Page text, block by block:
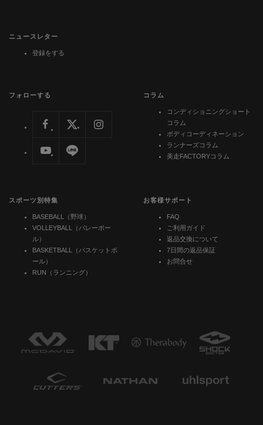
ニュースレター
登録をする
フォローする コラム
コンディショニングショート
コラム
ボディコーディネーション
ランナーズコラム
美走FACTORYコラム
スポーツ別特集
BASEBALL（野球）
VOLLEYBALL（バレーボー
ル）
BASKETBALL（バスケットボ
ール）
RUN（ランニング）
お客様サポート
FAQ
ご利用ガイド
返品交換について
7日間の返品保証
お問合せ